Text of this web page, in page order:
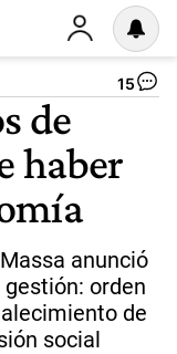
15
de
haber
anunció
orden
de
social